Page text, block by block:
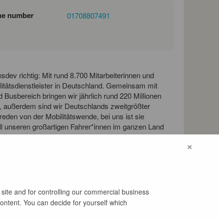
number 01708807491
richtig: Mit rund 8.700 Mitarbeiterinnen und
in Deutschland. Gemeinsam mit
bringen wir jährlich rund 220 Millionen
sind wir Deutschlands zweitgrößter
von der Mobilitätswende, bei uns ist sie
großartigen Fahrer*innen im ganzen Land
Zentrale. 300 Menschen kümmern sich hier jeden
×
and for controlling our commercial business
You can decide for yourself which